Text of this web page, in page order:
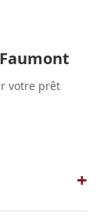
votre prêt